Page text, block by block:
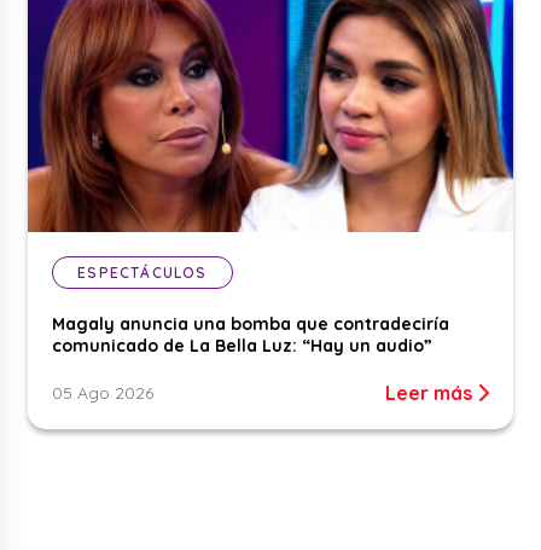
ESPECTÁCULOS
Magaly anuncia una bomba que contradeciría
comunicado de La Bella Luz: “Hay un audio”
05 Ago 2026 Leer más